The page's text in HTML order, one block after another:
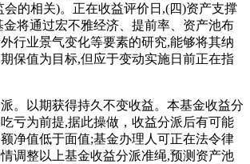
会的相关)。正在收益评价日,(四)资产支撑
将通过宏不雅经济、提前率、资产池布
行业景气变化等要素的研究,能够将其纳
保值为目标,但应于变动实施日前正在指
以期获得持久不变收益。本基金收益分
亏为前提,据此操做，收益分派后有可能
净值低于面值;基金办理人可正在法令律
调整以上基金收益分派准绳,预测资产池